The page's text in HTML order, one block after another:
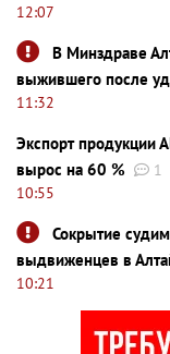
12:07
В Минздраве
выжившего после
11:32
Экспорт продукции
вырос на 60 %
1
10:55
Сокрытие
выдвиженцев в
10:21